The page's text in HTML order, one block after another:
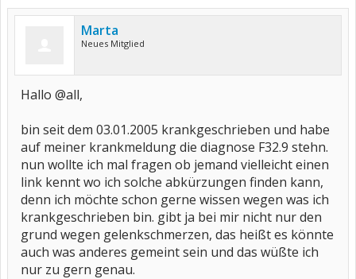
Marta
Neues Mitglied
Hallo @all,
bin seit dem 03.01.2005 krankgeschrieben und habe
auf meiner krankmeldung die diagnose F32.9 stehn.
nun wollte ich mal fragen ob jemand vielleicht einen
link kennt wo ich solche abkürzungen finden kann,
denn ich möchte schon gerne wissen wegen was ich
krankgeschrieben bin. gibt ja bei mir nicht nur den
grund wegen gelenkschmerzen, das heißt es könnte
auch was anderes gemeint sein und das wüßte ich
nur zu gern genau.